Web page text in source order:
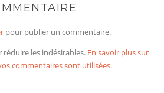
pour publier un commentaire.
les indésirables. En savoir plus sur
commentaires sont utilisées.